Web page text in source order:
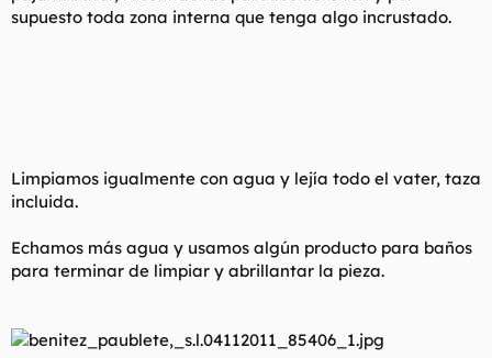
supuesto toda zona interna que tenga algo incrustado.
Limpiamos igualmente con agua y lejía todo el vater, taza
incluida.
Echamos más agua y usamos algún producto para baños
para terminar de limpiar y abrillantar la pieza.